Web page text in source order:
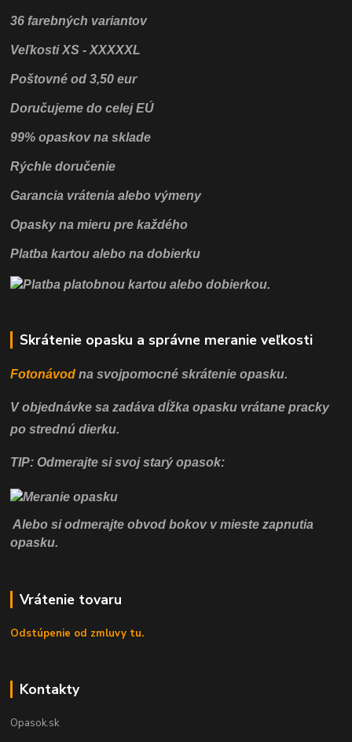
36 farebných variantov
Veľkosti XS - XXXXXL
Poštovné od 3,50 eur
Doručujeme do celej EÚ
99% opaskov na sklade
Rýchle doručenie
Garancia vrátenia alebo výmeny
Opasky na mieru pre každého
Platba kartou alebo na dobierku
Skrátenie opasku a správne meranie veľkosti
Fotonávod na svojpomocnéskrátenie opasku.
V objednávke sa zadáva dĺžka opasku vrátane pracky
po strednú dierku.
TIP: Odmerajte si svoj starý opasok:
Alebo si odmerajte obvod bokov v mieste zapnutia
opasku.
Vrátenie tovaru
Odstúpenie od zmluvy tu.
Kontakty
Opasok.sk